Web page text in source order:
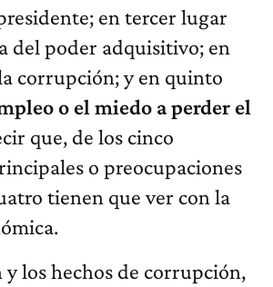
en tercer lugar
del poder adquisitivo; en
corrupción; y en quinto
o el miedo a perder el
que, de los cinco
o preocupaciones
tienen que ver con la
los hechos de corrupción,